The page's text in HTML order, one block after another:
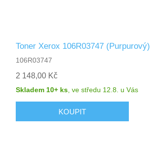
Toner Xerox 106R03747 (Purpurový)
106R03747
2 148,00 Kč
Skladem 10+ ks,ve středu 12.8. u Vás